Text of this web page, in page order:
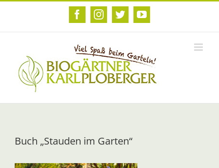
Zum
FacebookInstagram
TwitterYouTube
Buch „Stauden im Garten“